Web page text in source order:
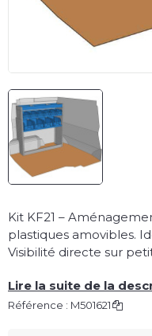
Kit KF21 –
plastiques amovibles.
Visibilité directe sur
Lire la suite de la
Référence : M501621